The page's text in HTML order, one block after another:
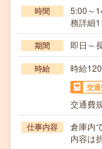
時間
5:00～
務詳細
期間 即日～
時給 時給
交
交通費
仕事内容
倉庫内
内容は